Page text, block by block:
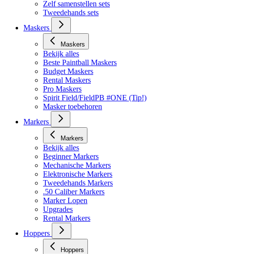
Zelf samenstellen sets
Tweedehands sets
Maskers
Maskers
Bekijk alles
Beste Paintball Maskers
Budget Maskers
Rental Maskers
Pro Maskers
Spirit Field/FieldPB #ONE (Tip!)
Masker toebehoren
Markers
Markers
Bekijk alles
Beginner Markers
Mechanische Markers
Elektronische Markers
Tweedehands Markers
.50 Caliber Markers
Marker Lopen
Upgrades
Rental Markers
Hoppers
Hoppers